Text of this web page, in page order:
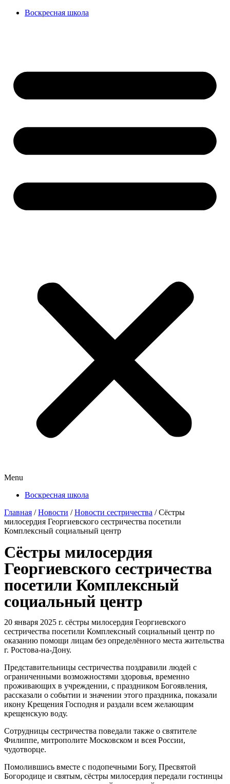
Воскресная школа
Menu
Воскресная школа
Главная /Новости /Новости сестричества /Сёстры
милосердия Георгиевского сестричества посетили
Комплексный социальный центр
Сёстры милосердия
Георгиевского сестричества
посетили Комплексный
социальный центр
20 января 2025 г. сёстры милосердия Георгиевского
сестричества посетили Комплексный социальный центр по
оказанию помощи лицам без определённого места жительства
г. Ростова-на-Дону.
Представительницы сестричества поздравили людей с
ограниченными возможностями здоровья, временно
проживающих в учреждении, с праздником Богоявления,
рассказали о событии и значении этого праздника, показали
икону Крещения Господня и раздали всем желающим
крещенскую воду.
Сотрудницы сестричества поведали также о святителе
Филиппе, митрополите Московском и всея России,
чудотворце.
Помолившись вместе с подопечными Богу, Пресвятой
Богородице и святым, сёстры милосердия передали гостинцы